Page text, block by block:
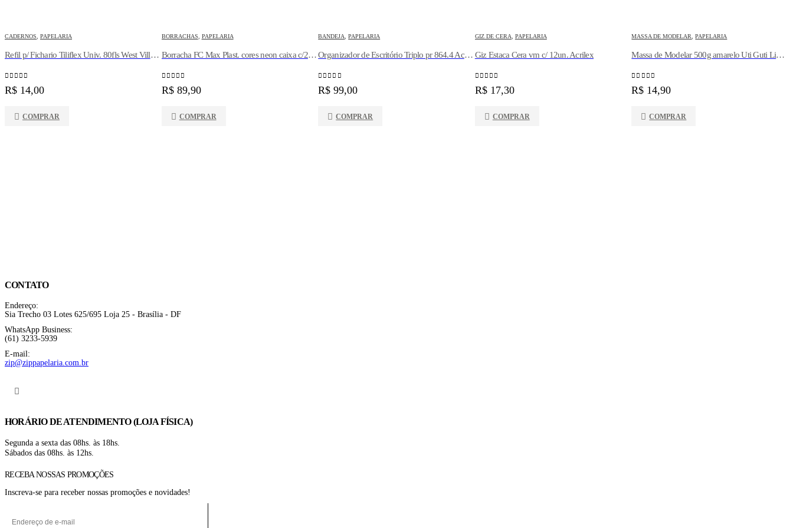
CADERNOS PAPELARIA
Refil p/ Fichario Tiliflex Univ. 80fls West Village Tilibra
0out of 5
R$ 14,00
COMPRAR
BORRACHAS PAPELARIA
Borracha FC Max Plast. cores neon caixa c/24un. Faber Castell
0out of 5
R$89,90
COMPRAR
BANDEJA ,PAPELARIA
Organizador de Escritório Triplo pr 864.4 Acrimet
0out of 5
R$ 99,00
COMPRAR
GIZ DE CERA PAPELARIA
Giz Estaca Cera vm c/ 12un. Acrilex
0out of 5
R$17,30
COMPRAR
MASSA DE MODELAR ,PAPELARIA
Massa de Modelar 500g amarelo Uti Guti Licyn
0out of 5
R$ 14,90
COMPRAR
CONTATO
Endereço:
Sia Trecho 03 Lotes 625/695 Loja 25 - Brasília - DF
WhatsApp Business:
(61) 3233-5939
E-mail:
zip@zippapelaria.com.br
HORÁRIO DE ATENDIMENTO (LOJA FÍSICA)
Segunda a sexta das 08hs. às 18hs.
Sábados das 08hs. às 12hs.
RECEBA NOSSAS PROMOÇÕES
Inscreva-se para receber nossas promoções e novidades!